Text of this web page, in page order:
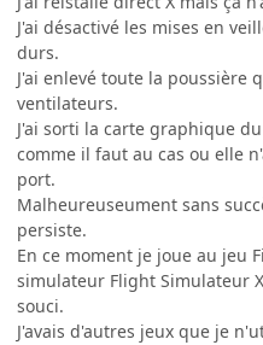
J'ai désactivé les mises en
durs.
J'ai enlevé toute la poussière
ventilateurs.
J'ai sorti la carte graphique
comme il faut au cas ou elle
port.
Malheureuseument sans
persiste.
En ce moment je joue au jeu
simulateur Flight Simulateur
souci.
J'avais d'autres jeux que je